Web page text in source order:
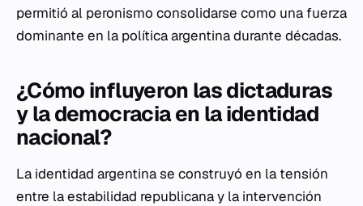
permitió al peronismo consolidarse como una fuerza
dominante en la política argentina durante décadas.
¿Cómo influyeron las dictaduras
y la democracia en la identidad
nacional?
La identidad argentina se construyó en la tensión
entre la estabilidad republicana y la intervención